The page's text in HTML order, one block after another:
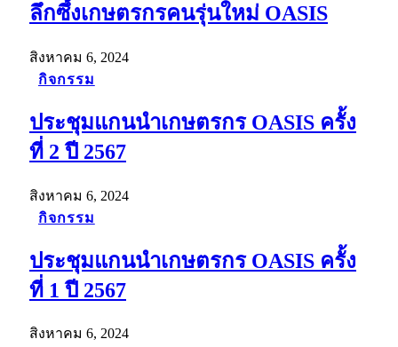
ลึกซึ้งเกษตรกรคนรุ่นใหม่ OASIS
สิงหาคม 6, 2024
กิจกรรม
ประชุมแกนนำเกษตรกร OASIS ครั้ง
ที่ 2 ปี 2567
สิงหาคม 6, 2024
กิจกรรม
ประชุมแกนนำเกษตรกร OASIS ครั้ง
ที่ 1 ปี 2567
สิงหาคม 6, 2024